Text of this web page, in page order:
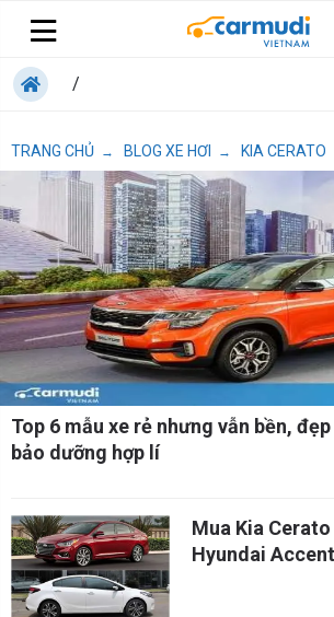
/
TRANG CHỦ → BLOG XE HƠI → KIA CERATO
Top 6 mẫu xe rẻ nhưng vẫn bền,
bảo dưỡng hợp lí
Mua Kia
Hyundai